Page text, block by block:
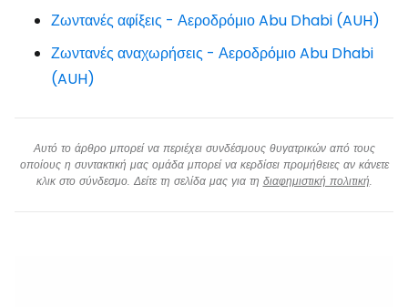
Ζωντανές αφίξεις - Αεροδρόμιο Abu Dhabi (AUH)
Ζωντανές αναχωρήσεις - Αεροδρόμιο Abu Dhabi
(AUH)
Αυτό το άρθρο μπορεί να περιέχει συνδέσμους θυγατρικών από τους
οποίους η συντακτική μας ομάδα μπορεί να κερδίσει προμήθειες αν κάνετε
κλικ στο σύνδεσμο. Δείτε τη σελίδα μας για τη διαφημιστική πολιτική.